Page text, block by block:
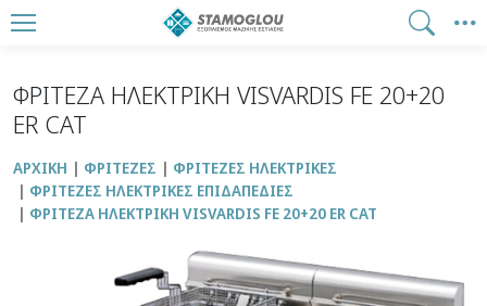
ΦΡΙΤΕΖΑ ΗΛΕΚΤΡΙΚΗ VISVARDIS FE 20+20
ER CAT
ΑΡΧΙΚΉ ΦΡΙΤΕΖΕΣ
ΦΡΙΤΕΖΕΣ ΗΛΕΚΤΡΙΚΕΣ
ΦΡΙΤΕΖΕΣ ΗΛΕΚΤΡΙΚΕΣ ΕΠΙΔΑΠΕΔΙΕΣ
ΦΡΙΤΕΖΑ ΗΛΕΚΤΡΙΚΗ VISVARDIS FE 20+20 ER CAT